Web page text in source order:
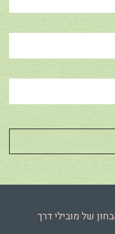
של מובילי דרך